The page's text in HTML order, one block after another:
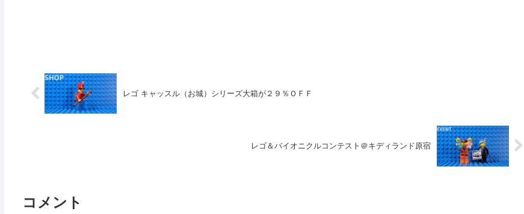
レゴ キャッスル（お城）シリーズ大箱が２９％ＯＦＦ
レゴ＆バイオニクルコンテスト＠キディランド原宿
コメント